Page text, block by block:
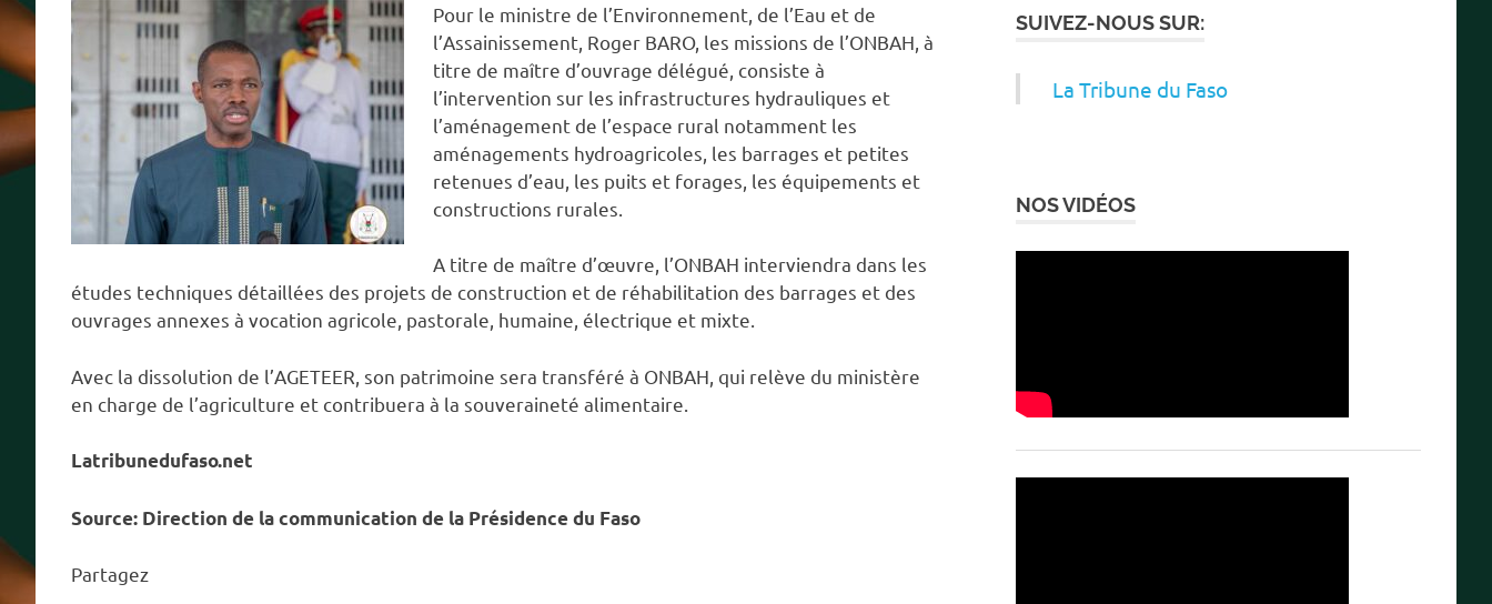
Pour le ministre de l’Environnement, de l’Eau et de
l’Assainissement, Roger BARO, les missions de l’ONBAH, à
titre de maître d’ouvrage délégué, consiste à
l’intervention sur les infrastructures hydrauliques et
l’aménagement de l’espace rural notamment les
aménagements hydroagricoles, les barrages et petites
retenues d’eau, les puits et forages, les équipements et
constructions rurales.
A titre de maître d’œuvre, l’ONBAH interviendra dans les
études techniques détaillées des projets de construction et de réhabilitation des barrages et des
ouvrages annexes à vocation agricole, pastorale, humaine, électrique et mixte.
Avec la dissolution de l’AGETEER, son patrimoine sera transféré à ONBAH, qui relève du ministère
en charge de l’agriculture et contribuera à la souveraineté alimentaire.
Latribunedufaso.net
Source: Direction de la communication de la Présidence du Faso
Partagez
SUIVEZ-NOUS SUR:
La Tribune du Faso
NOS VIDÉOS